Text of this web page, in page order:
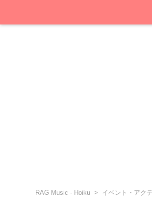
RAG Music - Hoiku イベント・アク